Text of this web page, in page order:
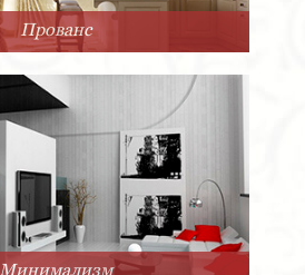
Прованс
Минимализм